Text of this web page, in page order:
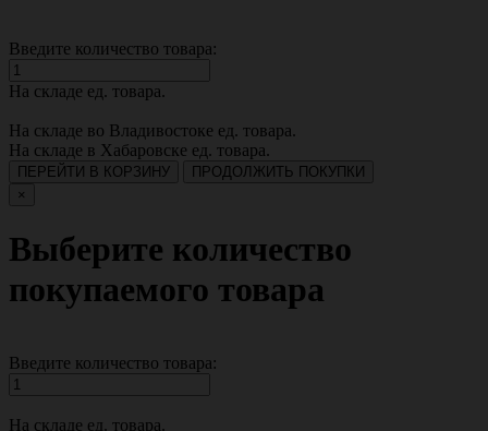
Введите количество товара:
На складе ед. товара.
На складе во Владивостоке ед. товара.
На складе в Хабаровске ед. товара.
ПЕРЕЙТИ В КОРЗИНУ
ПРОДОЛЖИТЬ ПОКУПКИ
×
Выберите количество
покупаемого товара
Введите количество товара:
На складе ед. товара.